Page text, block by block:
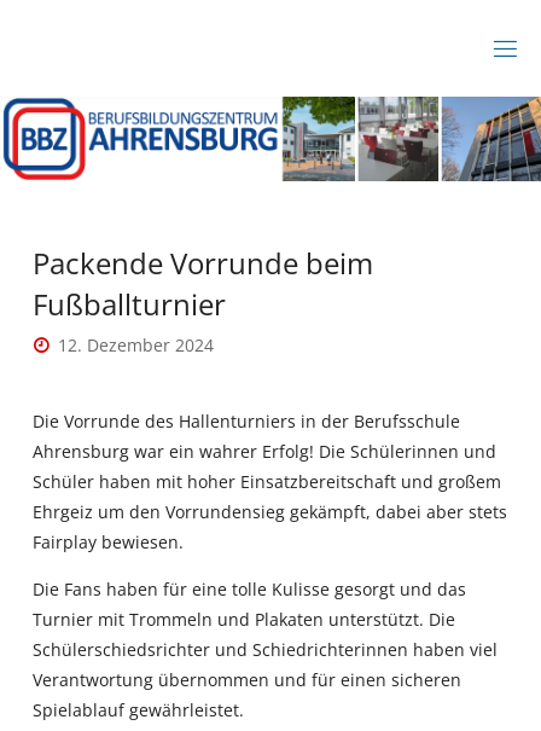
BZ
A
HR
B
R
Packende Vorrunde beim
Fußballturnier
12. Dezember 2024
Die Vorrunde des Hallenturniers in der Berufsschule
Ahrensburg war ein wahrer Erfolg! Die Schülerinnen und
Schüler haben mit hoher Einsatzbereitschaft und großem
Ehrgeiz um den Vorrundensieg gekämpft, dabei aber stets
Fairplay bewiesen.
Die Fans haben für eine tolle Kulisse gesorgt und das
Turnier mit Trommeln und Plakaten unterstützt. Die
Schülerschiedsrichter und Schiedrichterinnen haben viel
Verantwortung übernommen und für einen sicheren
Spielablauf gewährleistet.